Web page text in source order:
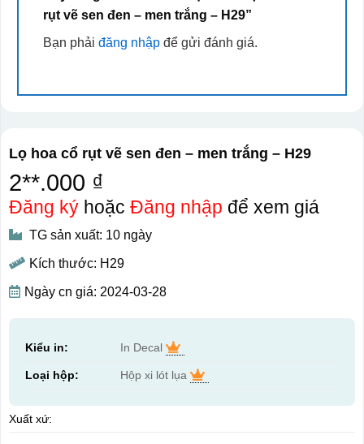
rụt vẽ sen đen – men trắng – H29”
Bạn phải đăng nhậpđể gửi đánh giá.
Lọ hoa cổ rụt vẽ sen đen – men trắng – H29
2**.000 ₫
Đăng kýhoặc Đăng nhập để xem giá
TG sản xuất: 10 ngày
Kích thước: H29
Ngày cn giá: 2024-03-28
Kiểu in: In Decal
Loại hộp: Hộp xi lót lụa
Xuất xứ: